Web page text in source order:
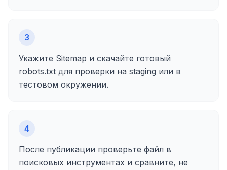
3
Укажите Sitemap и скачайте готовый
robots.txt для проверки на staging или в
тестовом окружении.
4
После публикации проверьте файл в
поисковых инструментах и сравните, не